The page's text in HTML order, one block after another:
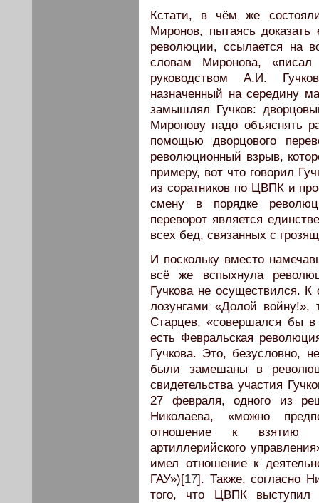
Кстати, в чём же
Миронов, пытаясь
революции, ссылается на
словам Миронова,
руководством А.И.
назначенный на середину
замышлял Гучков:
Миронову надо объяснять
помощью дворцового
революционный взрыв,
примеру, вот что говорил
из соратников по ЦВПК и
смену в порядке
переворот является
всех бед, связанных с
И поскольку вместо
всё же вспыхнула
Гучкова не осуществился.
лозунгами «Долой войну!»,
Старцев, «совершался бы в
есть Февральская
Гучкова. Это, безусловно,
были замешаны в
свидетельства участия
27 февраля, одного из
Николаева, «можно
отношение к взятию
артиллерийского
имел отношение к
ГАУ»)[17]. Также, согласно
того, что ЦВПК выступил